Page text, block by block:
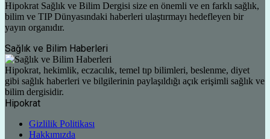
Hipokrat Sağlık ve Bilim Dergisi size en önemli ve en farklı sağlık,
bilim ve TIP Dünyasındaki haberleri ulaştırmayı hedefleyen bir
yayın organıdır.
Sağlık ve Bilim Haberleri
Hipokrat, hekimlik, eczacılık, temel tıp bilimleri, beslenme, diyet
gibi sağlık haberleri ve bilgilerinin paylaşıldığı açık erişimli sağlık ve
bilim dergisidir.
Hipokrat
Gizlilik Politikası
Hakkımızda